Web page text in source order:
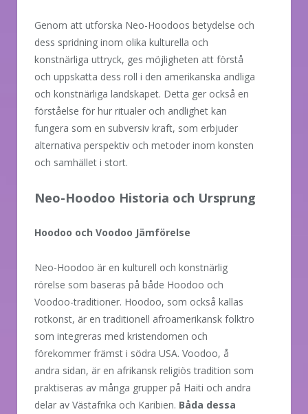
Genom att utforska Neo-Hoodoos betydelse och
dess spridning inom olika kulturella och
konstnärliga uttryck, ges möjligheten att förstå
och uppskatta dess roll i den amerikanska andliga
och konstnärliga landskapet. Detta ger också en
förståelse för hur ritualer och andlighet kan
fungera som en subversiv kraft, som erbjuder
alternativa perspektiv och metoder inom konsten
och samhället i stort.
Neo-Hoodoo Historia och Ursprung
Hoodoo och Voodoo Jämförelse
Neo-Hoodoo är en kulturell och konstnärlig
rörelse som baseras på både Hoodoo och
Voodoo-traditioner. Hoodoo, som också kallas
rotkonst, är en traditionell afroamerikansk folktro
som integreras med kristendomen och
förekommer främst i södra USA. Voodoo, å
andra sidan, är en afrikansk religiös tradition som
praktiseras av många grupper på Haiti och andra
delar av Västafrika och Karibien. Båda dessa